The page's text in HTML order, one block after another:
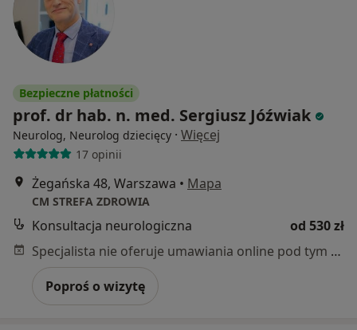
Bezpieczne płatności
prof. dr hab. n. med. Sergiusz Jóźwiak
Neurolog, Neurolog dziecięcy · Więcej
17 opinii
Żegańska 48, Warszawa • Mapa
CM STREFA ZDROWIA
Konsultacja neurologiczna
od 530 zł
Specjalista nie oferuje umawiania online pod tym adresem.
Poproś o wizytę